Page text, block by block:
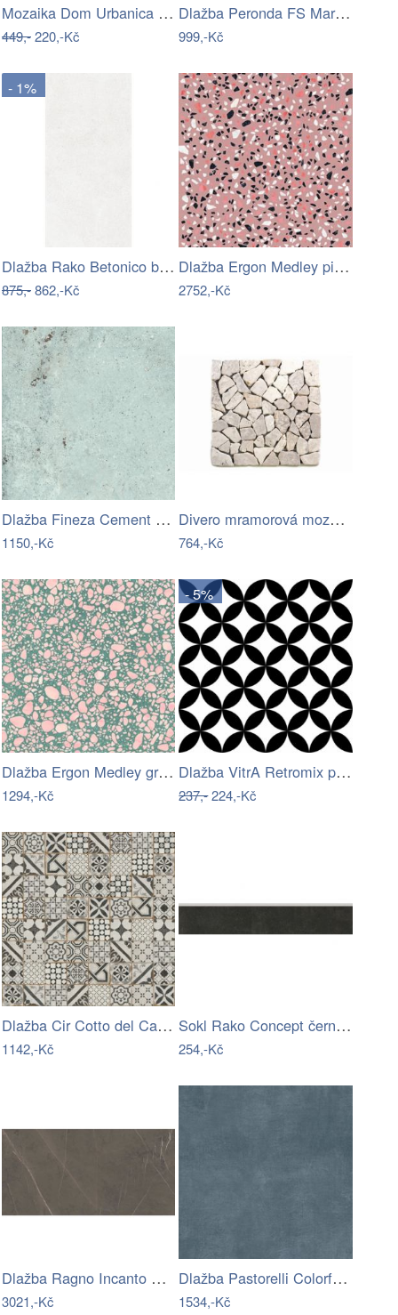
Mozaika Dom Urbanica Corten 30x30 cm…
449,-220,-Kč
Dlažba Peronda FS Marrakech blue 45x45…
999,-Kč
- 1%
Dlažba Rako Betonico bílošedá 30x60 cm…
875,-862,-Kč
Dlažba Ergon Medley pink 90x90 cm mat…
2752,-Kč
Dlažba Fineza Cement taupe 60x60 cm…
1150,-Kč
Divero mramorová mozaika garth D00605 1…
764,-Kč
Dlažba Ergon Medley green 60x60 cm mat…
1294,-Kč
- 5%
Dlažba VitrA Retromix patchwork 15x15…
237,-224,-Kč
Dlažba Cir Cotto del Campiano decoro…
1142,-Kč
Sokl Rako Concept černá 45x8,5 cm mat…
254,-Kč
Dlažba Ragno Incanto Graphite 60x120 cm…
3021,-Kč
Dlažba Pastorelli Colorful ocean 80x80…
1534,-Kč